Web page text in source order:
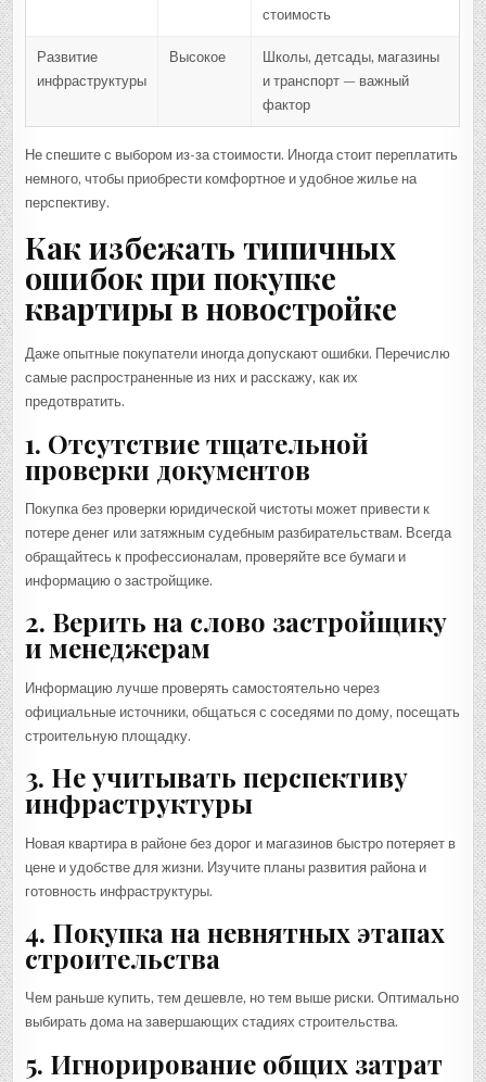
стоимость
Развитие
инфраструктуры
Высокое
Школы, детсады, магазины
и транспорт — важный
фактор
Не спешите с выбором из-за стоимости. Иногда стоит переплатить
немного, чтобы приобрести комфортное и удобное жилье на
перспективу.
Как избежать типичных
ошибок при покупке
квартиры в новостройке
Даже опытные покупатели иногда допускают ошибки. Перечислю
самые распространенные из них и расскажу, как их
предотвратить.
1. Отсутствие тщательной
проверки документов
Покупка без проверки юридической чистоты может привести к
потере денег или затяжным судебным разбирательствам. Всегда
обращайтесь к профессионалам, проверяйте все бумаги и
информацию о застройщике.
2. Верить на слово застройщику
и менеджерам
Информацию лучше проверять самостоятельно через
официальные источники, общаться с соседями по дому, посещать
строительную площадку.
3. Не учитывать перспективу
инфраструктуры
Новая квартира в районе без дорог и магазинов быстро потеряет в
цене и удобстве для жизни. Изучите планы развития района и
готовность инфраструктуры.
4. Покупка на невнятных этапах
строительства
Чем раньше купить, тем дешевле, но тем выше риски. Оптимально
выбирать дома на завершающих стадиях строительства.
5. Игнорирование общих затрат